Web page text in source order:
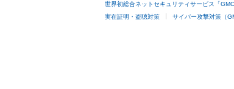
世界初総合ネットセキュリティサービス「
実在証明・盗聴対策 サイバー攻撃対策（